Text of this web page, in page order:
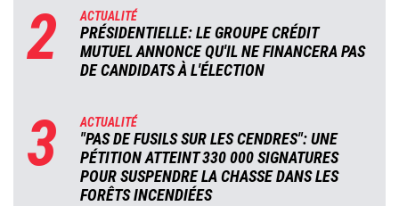
2 ACTUALITÉ
PRÉSIDENTIELLE: LE GROUPE CRÉDIT
MUTUEL ANNONCE QU'IL NE FINANCERA PAS
DE CANDIDATS À L'ÉLECTION
3 ACTUALITÉ
"PAS DE FUSILS SUR LES CENDRES": UNE
PÉTITION ATTEINT 330 000 SIGNATURES
POUR SUSPENDRE LA CHASSE DANS LES
FORÊTS INCENDIÉES